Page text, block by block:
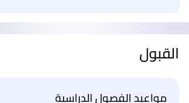
القبول
مواعيد الفصول الدراسية